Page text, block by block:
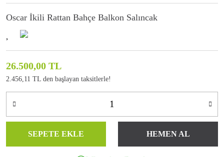
Oscar İkili Rattan Bahçe Balkon Salıncak
26.500,00 TL
2.456,11 TL den başlayan taksitlerle!
SEPETE EKLE HEMEN AL